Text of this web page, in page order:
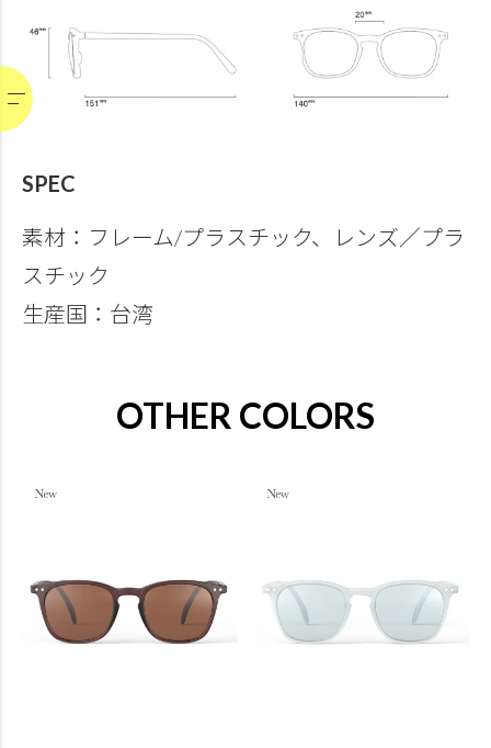
SPEC
素材：フレーム/プラスチック、レンズ／プラ
スチック
生産国：台湾
OTHER COLORS